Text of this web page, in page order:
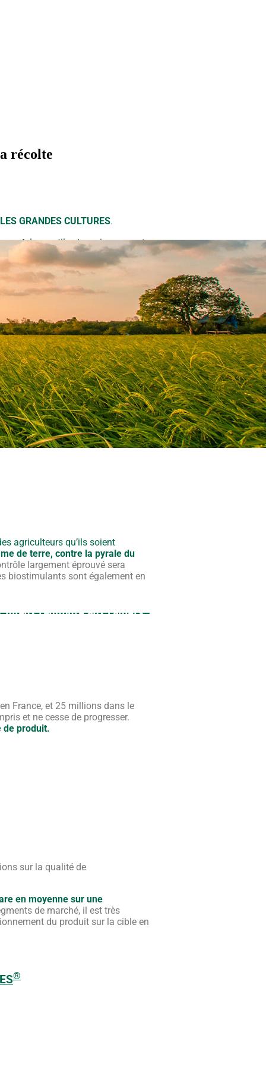
récolte
GRANDES CULTURES.
.Les outils et servicesseront
agriculteurs qu’ils soient
de terre, contre la pyrale du
largement éprouvé sera
biostimulants sont également en
France, et 25 millions dans le
et ne cesse de progresser.
de produit.
sur la qualité de
en moyenne sur une
de marché, il est très
du produit sur la cible en
®